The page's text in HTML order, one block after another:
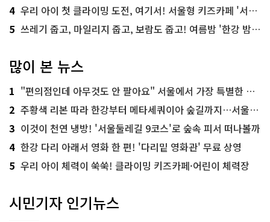
4 우리 아이 첫 클라이밍 도전, 여기서! 서울형 키즈카페 '서울가족플라자점'
5 쓰레기 줍고, 마일리지 줍고, 보람도 줍고! 여름밤 '한강 밤마실 줍깅'
많이 본 뉴스
1 "편의점인데 아무것도 안 팔아요" 서울에서 가장 특별한 편의점의 정체
2 주황색 리본 따라 한강부터 메타세쿼이아 숲길까지…서울둘레길 15코스
3 이것이 천연 냉방! '서울둘레길 9코스'로 숲속 피서 떠나볼까
4 한강 다리 아래서 영화 한 편! '다리밑 영화관' 무료 상영
5 우리 아이 체력이 쑥쑥! 클라이밍 키즈카페·어린이 체력장
시민기자 인기뉴스